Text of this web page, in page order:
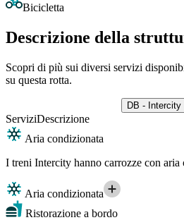
Bicicletta
Descrizione della
Scopri di più sui diversi servizi
su questa rotta.
DB - Intercity
ServiziDescrizione
Aria condizionata
I treni Intercity hanno carrozze con aria
Aria condizionata
Ristorazione a bordo